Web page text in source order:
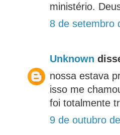
ministério.
8 de setembro
Unknown
nossa estava
isso me
foi totalmente
9 de outubro